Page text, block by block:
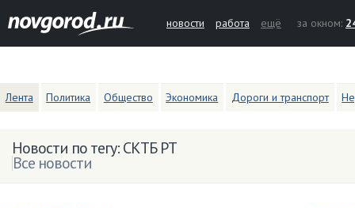
новости работа ещё за окном:
Лента Политика Общество Экономика Дороги и транспорт
Новости по тегу: СКТБ РТ
Все новости